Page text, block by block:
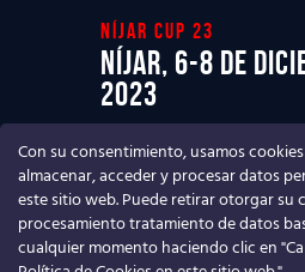
Níjar cup 23
Níjar, 6-8 de
2023
Ven a disfrutar del
fútbol base
Con su consentimiento, usamos
almacenar, acceder y procesar datos
este sitio web. Puede retirar otorgar su
procesamiento tratamiento de datos
cualquier momento haciendo clic en